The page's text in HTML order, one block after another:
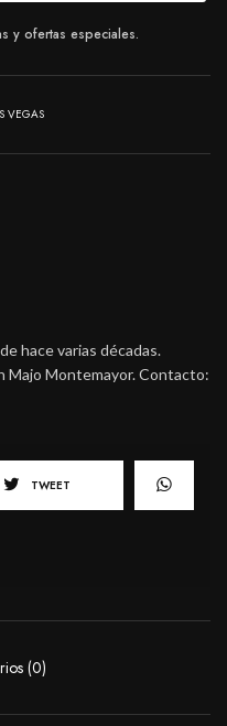
y ofertas especiales.
VEGAS
hace varias décadas.
Majo Montemayor. Contacto:
TWEET
(0)